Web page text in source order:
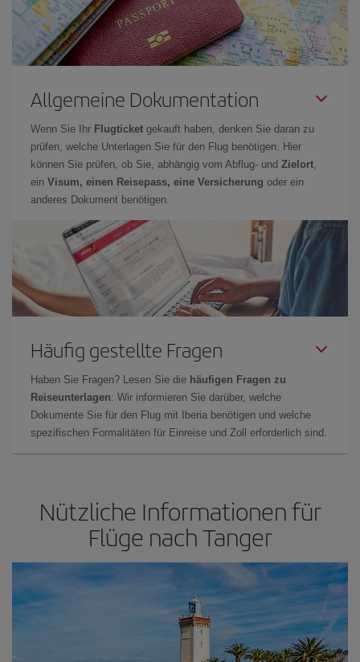
Allgemeine Dokumentation
Wenn Sie Ihr Flugticket gekauft haben, denken Sie daran zu
prüfen, welche Unterlagen Sie für den Flug benötigen. Hier
können Sie prüfen, ob Sie, abhängig vom Abflug- und Zielort,
ein Visum, einen Reisepass, eine Versicherung oder ein
anderes Dokument benötigen.
Häufig gestellte Fragen
Haben Sie Fragen? Lesen Sie die häufigen Fragen zu
Reiseunterlagen: Wir informieren Sie darüber, welche
Dokumente Sie für den Flug mit Iberia benötigen und welche
spezifischen Formalitäten für Einreise und Zoll erforderlich sind.
Nützliche Informationen für
Flüge nach Tanger